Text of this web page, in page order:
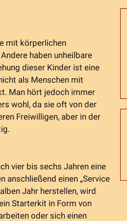
mit körperlichen
haben unheilbare
dieser Kinder ist eine
als Menschen mit
Man hört jedoch immer
wohl, da sie oft von der
Freiwilligen, aber in der
vier bis sechs Jahren eine
einen „Service
Jahr herstellen, wird
Starterkit in Form von
oder sich einen